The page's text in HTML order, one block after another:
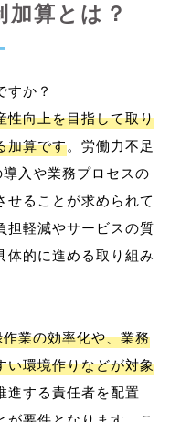
加算とは？
すか？
性向上を目指して取り
加算です。労働力不足
入や業務プロセスの
せることが求められて
担軽減やサービスの質
体的に進める取り組み
業の効率化や、業務
い環境作りなどが対象
進する責任者を配置